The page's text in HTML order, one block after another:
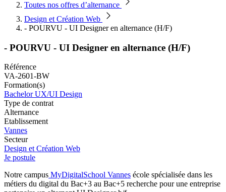
Toutes nos offres d’alternance
Design et Création Web
- POURVU - UI Designer en alternance (H/F)
- POURVU - UI Designer en alternance (H/F)
Référence
VA-2601-BW
Formation(s)
Bachelor UX/UI Design
Type de contrat
Alternance
Etablissement
Vannes
Secteur
Design et Création Web
Je postule
Notre campus MyDigitalSchool Vannes école spécialisée dans les
métiers du digital du Bac+3 au Bac+5 recherche pour une entreprise